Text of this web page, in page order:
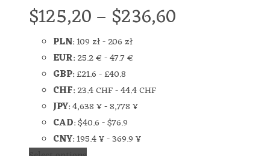
$125,20–$236,60
PLN:109 zł-206 zł
EUR:25.2 €-47.7 €
GBP:£21.6-£40.8
CHF:23.4 CHF-44.4 CHF
JPY:4,638 ¥-8,778 ¥
CAD:$40.6-$76.9
CNY:195.4 ¥-369.9 ¥